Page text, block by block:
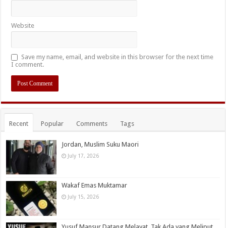
Website
Save my name, email, and website in this browser for the next time
I comment.
Recent Popular Comments Tags
Jordan, Muslim Suku Maori
July 17, 2026
Wakaf Emas Muktamar
July 15, 2026